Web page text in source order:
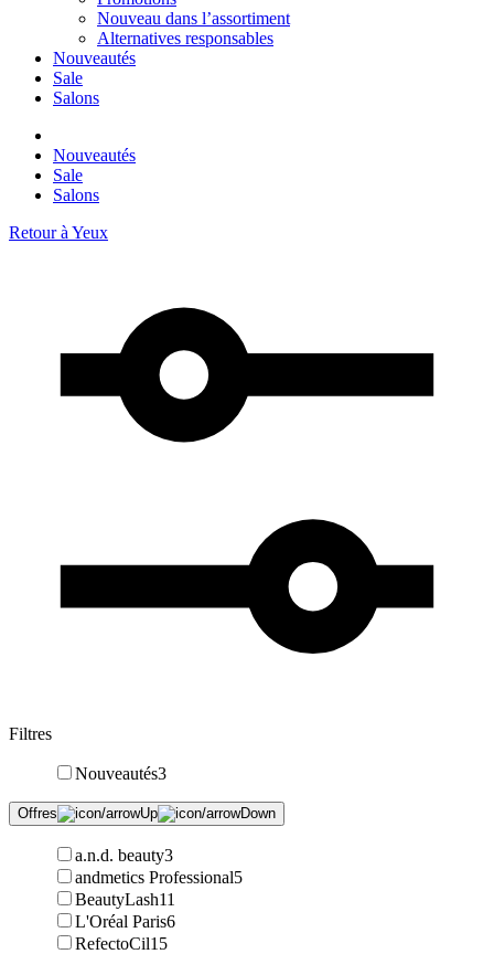
Nouveau dans l’assortiment
Alternatives responsables
Nouveautés
Sale
Salons
Nouveautés
Sale
Salons
Retour à Yeux
Filtres
Nouveautés3
Offres
a.n.d. beauty3
andmetics Professional5
BeautyLash11
L'Oréal Paris6
RefectoCil15